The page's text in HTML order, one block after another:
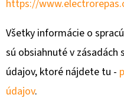
https://
Všetky informácie o
sú obsiahnuté v zásadách
údajov, ktoré nájdete tu -
údajov.
E
B
U
J
E